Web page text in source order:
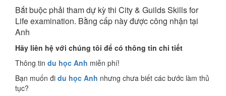
Bắt buộc phải tham dự kỳ thi City & Guilds Skills for
Life examination. Bằng cấp này được công nhận tại
Anh
Hãy liên hệ với chúng tôi để có thông tin chi tiết
Thông tin du học Anh miễn phí!
Bạn muốn đi du học Anh nhưng chưa biết các bước làm thủ
tục?